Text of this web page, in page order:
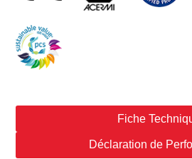
Fiche
Déclaration de